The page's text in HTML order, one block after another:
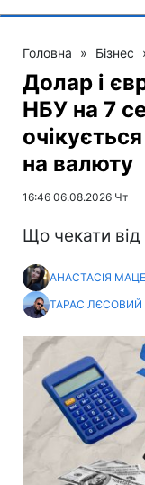
Головна » Бізнес
Долар і
НБУ на 7
на валюту
16:46 06.08.2026 Чт
Що чекати від
АНАСТАСІЯ
ТАРАС ЛЄСОВИЙ